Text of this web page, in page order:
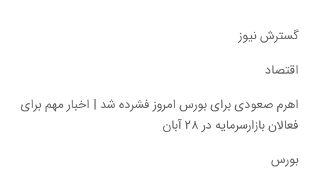
گسترش نیوز
اقتصاد
اهرم صعودی برای بورس امروز فشرده شد | اخبار مهم برای
فعالان بازارسرمایه در ۲۸ آبان
بورس